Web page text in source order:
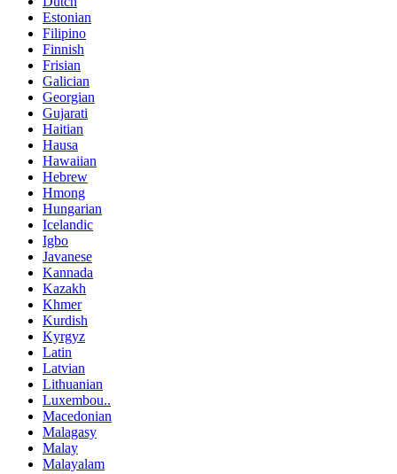
Estonian
Filipino
Finnish
Frisian
Galician
Georgian
Gujarati
Haitian
Hausa
Hawaiian
Hebrew
Hmong
Hungarian
Icelandic
Igbo
Javanese
Kannada
Kazakh
Khmer
Kurdish
Kyrgyz
Latin
Latvian
Lithuanian
Luxembou..
Macedonian
Malagasy
Malay
Malayalam